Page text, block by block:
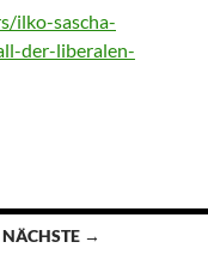
ilko-sascha-
der-liberalen-
NÄCHSTE →